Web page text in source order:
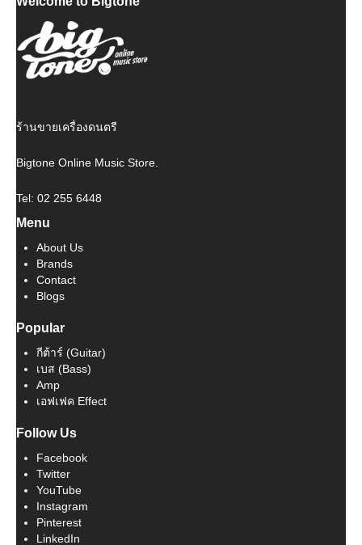
ร้านขายเครื่องดนตรี
Bigtone Online Music Store.
Tel: 02 255 6448
Menu
About Us
Brands
Contact
Blogs
Popular
กีต้าร์ (Guitar)
เบส (Bass)
Amp
เอฟเฟค Effect
Follow Us
Facebook
Twitter
YouTube
Instagram
Pinterest
LinkedIn